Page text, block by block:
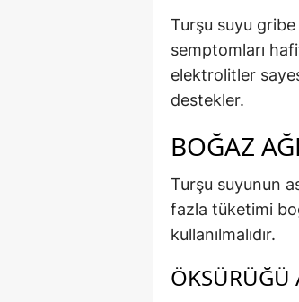
Turşu suyu
semptomları
elektrolitler
destekler.
BOĞAZ
Turşu suyunun
fazla tüketimi
kullanılmalıdır.
ÖKSÜRÜĞÜ